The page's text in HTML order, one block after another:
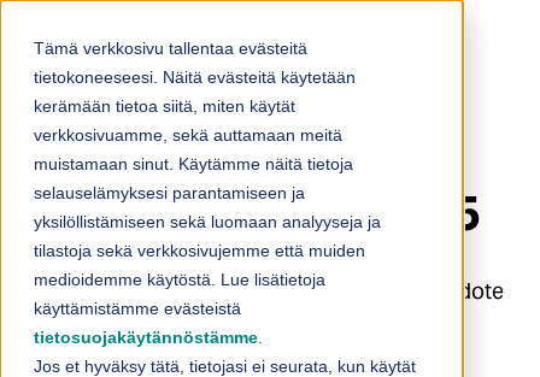
Tämä verkkosivu tallentaa evästeitä
tietokoneeseesi. Näitä evästeitä käytetään
kerämään tietoa siitä, miten käytät
verkkosivuamme, sekä auttamaan meitä
muistamaan sinut. Käytämme näitä tietoja
selauselämyksesi parantamiseen ja
yksilöllistämiseen sekä luomaan analyyseja ja
tilastoja sekä verkkosivujemme että muiden
medioidemme käytöstä. Lue lisätietoja
käyttämistämme evästeistä
tietosuojakäytännöstämme
Jos et hyväksy tätä, tietojasi ei seurata, kun käytät
Loihde Oyj: OMIEN
OSAKKEIDEN
HANKINTA 3.2.2025
4.2.2025 08:30:00 EET | Loihde Oyj | Yhtiötiedote
Loihde Oyj: OMIEN OSAKKEIDEN HANKINTA